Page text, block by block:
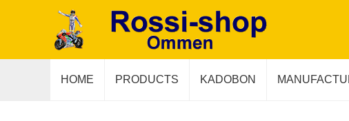
HOME PRODUCTS KADOBON